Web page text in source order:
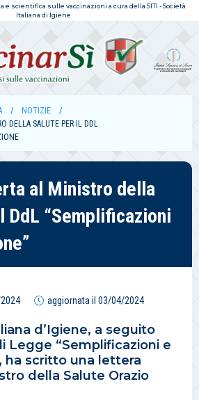
scientifica sulle vaccinazioni a cura della SITI - Società
Italiana di Igiene
NOTIZIE
DELLA SALUTE PER IL DDL
al Ministro della
DdL “Semplificazioni
aggiornata il 03/04/2024
d’Igiene, a seguito
Legge “Semplificazioni e
ha scritto una lettera
della Salute Orazio